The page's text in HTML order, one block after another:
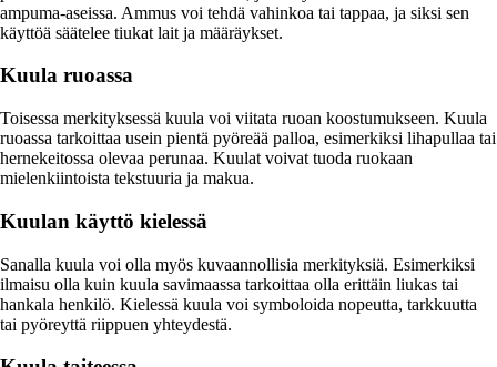
ampuma-aseissa. Ammus voi tehdä vahinkoa tai tappaa, ja siksi sen
käyttöä säätelee tiukat lait ja määräykset.
Kuula ruoassa
Toisessa merkityksessä kuula voi viitata ruoan koostumukseen. Kuula
ruoassa tarkoittaa usein pientä pyöreää palloa, esimerkiksi lihapullaa tai
hernekeitossa olevaa perunaa. Kuulat voivat tuoda ruokaan
mielenkiintoista tekstuuria ja makua.
Kuulan käyttö kielessä
Sanalla kuula voi olla myös kuvaannollisia merkityksiä. Esimerkiksi
ilmaisu olla kuin kuula savimaassa tarkoittaa olla erittäin liukas tai
hankala henkilö. Kielessä kuula voi symboloida nopeutta, tarkkuutta
tai pyöreyttä riippuen yhteydestä.